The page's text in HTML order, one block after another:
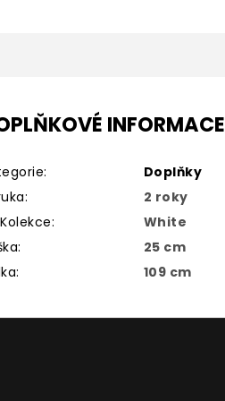
INFORMACE
:
Doplňky
:
2 roky
:
White
:
25 cm
: 109 cm